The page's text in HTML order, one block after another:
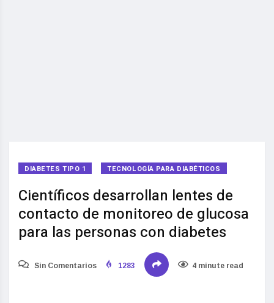
DIABETES TIPO 1 TECNOLOGÍA PARA DIABÉTICOS
Científicos desarrollan lentes de
contacto de monitoreo de glucosa
para las personas con diabetes
Sin Comentarios 1283 4 minute read